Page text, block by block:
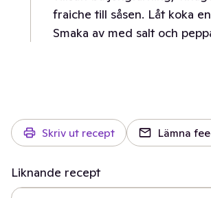
fraiche till såsen. Låt koka
Smaka av med salt och
Skriv ut recept Lämna
Liknande recept